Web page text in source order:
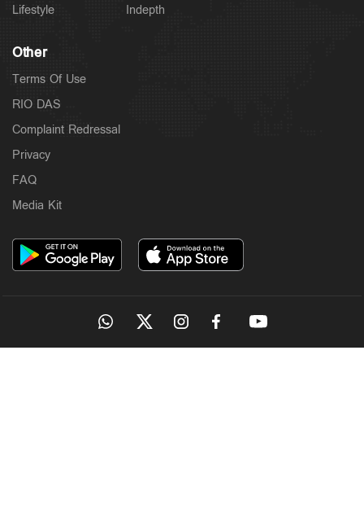
Lifestyle
Indepth
Other
Terms Of Use
RIO DAS
Complaint Redressal
Privacy
FAQ
Media Kit